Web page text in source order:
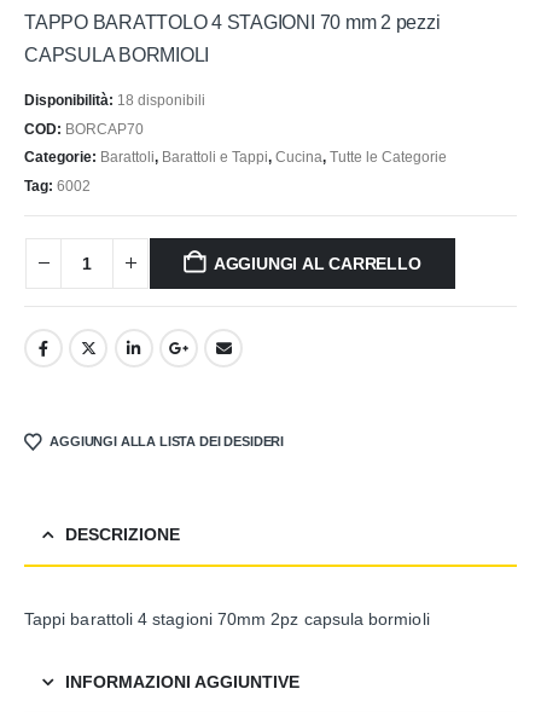
TAPPO BARATTOLO 4 STAGIONI 70 mm 2 pezzi
CAPSULA BORMIOLI
Disponibilità: 18 disponibili
COD: BORCAP70
Categorie: Barattoli, Barattoli e Tappi, Cucina, Tutte le Categorie
Tag: 6002
AGGIUNGI AL CARRELLO
AGGIUNGI ALLA LISTA DEI DESIDERI
DESCRIZIONE
Tappi barattoli 4 stagioni 70mm 2pz capsula bormioli
INFORMAZIONI AGGIUNTIVE